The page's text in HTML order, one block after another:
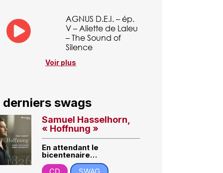
AGNUS D.E.I. – ép.
V – Aliette de Laleu
– The Sound of
Silence
Voir plus
derniers swags
Samuel Hasselhorn,
« Hoffnung »
En attendant le
bicentenaire…